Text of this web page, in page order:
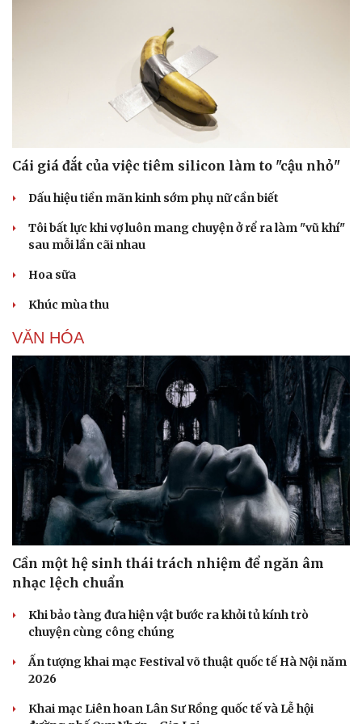
Cái giá đắt của việc tiêm silicon làm to "cậu nhỏ"
Dấu hiệu tiền mãn kinh sớm phụ nữ cần biết
Tôi bất lực khi vợ luôn mang chuyện ở rể ra làm "vũ khí"
sau mỗi lần cãi nhau
Hoa sữa
Khúc mùa thu
VĂN HÓA
Cần một hệ sinh thái trách nhiệm để ngăn âm
nhạc lệch chuẩn
Khi bảo tàng đưa hiện vật bước ra khỏi tủ kính trò
chuyện cùng công chúng
Ấn tượng khai mạc Festival võ thuật quốc tế Hà Nội năm
2026
Khai mạc Liên hoan Lân Sư Rồng quốc tế và Lễ hội